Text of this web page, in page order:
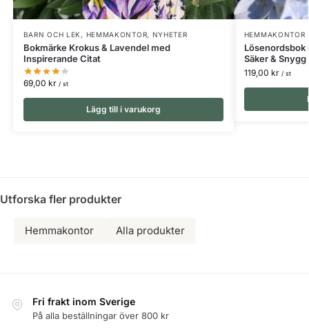
BARN OCH LEK , HEMMAKONTOR, NYHETER
Bokmärke Krokus & Lavendel med
Inspirerande Citat
69,00 kr / st
Lägg till i varukorg
HEMMAKONTOR
Lösenordsbok
Säker & Snygg
119,00 kr / st
Utforska fler produkter
Hemmakontor Alla produkter
Fri frakt inom Sverige
På alla beställningar över 800 kr